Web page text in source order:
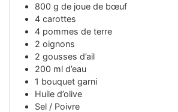
800 g de joue de bœuf
4 carottes
4 pommes de terre
2 oignons
2 gousses d’ail
200 ml d’eau
1 bouquet garni
Huile d’olive
Sel / Poivre